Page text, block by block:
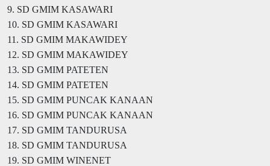
9. SD GMIM KASAWARI
10. SD GMIM KASAWARI
11. SD GMIM MAKAWIDEY
12. SD GMIM MAKAWIDEY
13. SD GMIM PATETEN
14. SD GMIM PATETEN
15. SD GMIM PUNCAK KANAAN
16. SD GMIM PUNCAK KANAAN
17. SD GMIM TANDURUSA
18. SD GMIM TANDURUSA
19. SD GMIM WINENET